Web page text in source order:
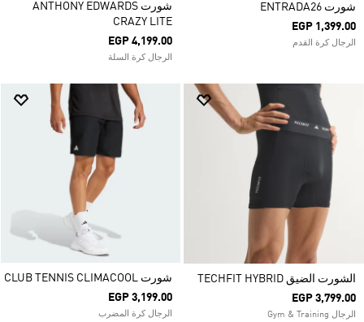
شورت ENTRADA26
EGP 1,399.00
الرجال كرة القدم
شورت ANTHONY EDWARDS
CRAZY LITE
EGP 4,199.00
الرجال كرة السلة
الشورت الضيق TECHFIT HYBRID
EGP 3,799.00
الرجال Gym & Training
شورت CLUB TENNIS CLIMACOOL
EGP 3,199.00
الرجال كرة المضرب